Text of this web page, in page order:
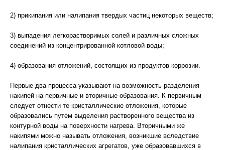
2) прикипания или налипания твердых частиц некоторых веществ;
3) выпадения легкорастворимых солей и различных сложных
соединений из концентрированной котловой воды;
4) образования отложений, состоящих из продуктов коррозии.
Первые два процесса указывают на возможность разделения
накипей на первичные и вторичные образования. К первичным
следует отнести те кристаллические отложения, которые
образовались путем выделения растворенного вещества из
контурной воды на поверхности нагрева. Вторичными же
накипями можно называть отложения, возникшие вследствие
налипания кристаллических агрегатов, уже образовавшихся в